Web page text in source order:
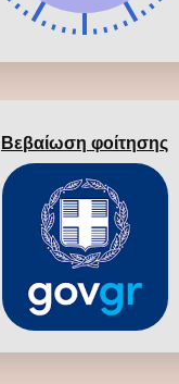
Βεβαίωση φοίτησης